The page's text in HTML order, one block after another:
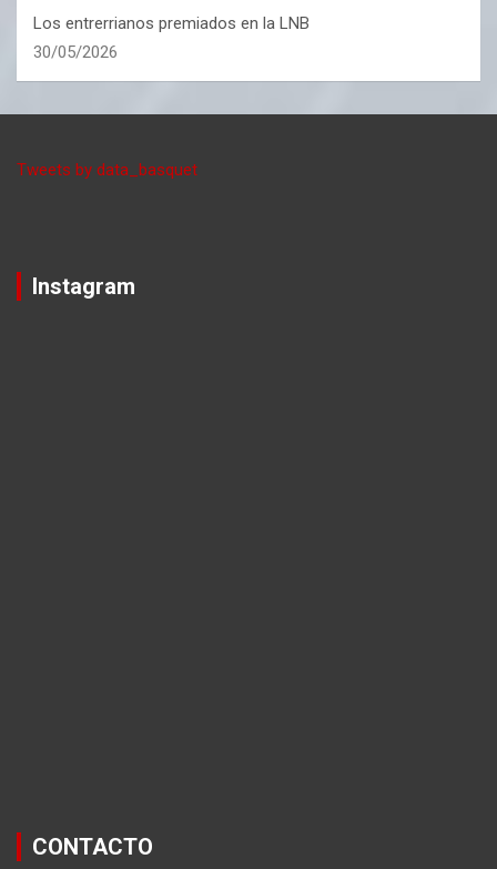
Los entrerrianos premiados en la LNB
30/05/2026
Tweets by data_basquet
Instagram
CONTACTO